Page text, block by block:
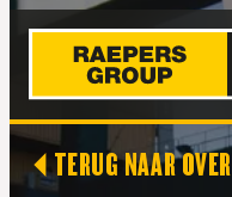
TERUG NAAR